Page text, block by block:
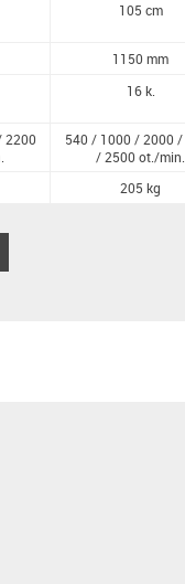
105 cm
1150 mm
16 k.
2200
540 / 1000 / 2000 /
/ 2500 ot./min.
205 kg